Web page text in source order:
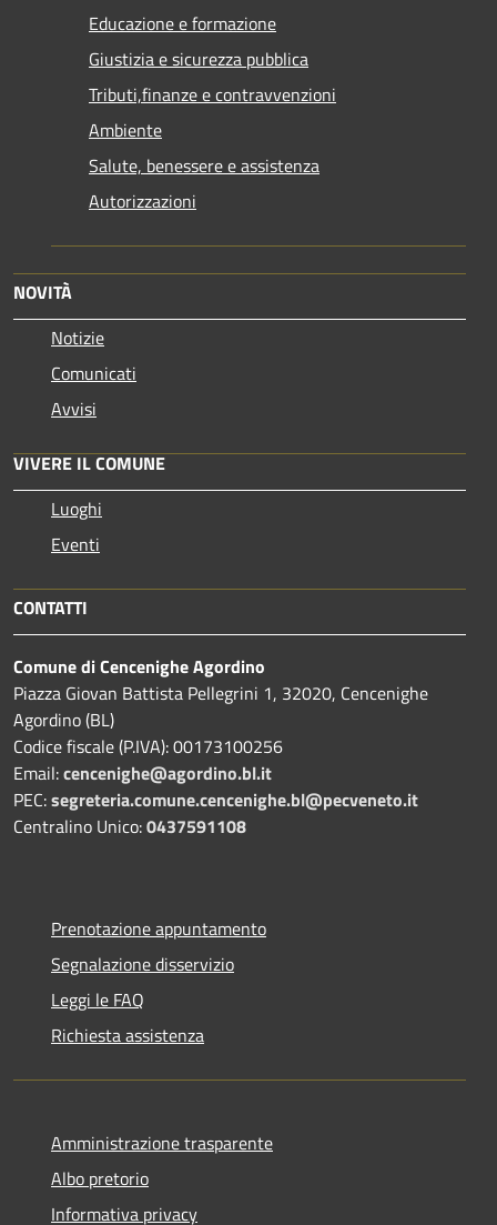
Educazione e formazione
Giustizia e sicurezza pubblica
Tributi,finanze e contravvenzioni
Ambiente
Salute, benessere e assistenza
Autorizzazioni
NOVITÀ
Notizie
Comunicati
Avvisi
VIVERE IL COMUNE
Luoghi
Eventi
CONTATTI
Comune di Cencenighe Agordino
Piazza Giovan Battista Pellegrini 1, 32020, Cencenighe
Agordino (BL)
Codice fiscale (P.IVA): 00173100256
Email:cencenighe@agordino.bl.it
PEC:segreteria.comune.cencenighe.bl@pecveneto.it
Centralino Unico:0437591108
Prenotazione appuntamento
Segnalazione disservizio
Leggi le FAQ
Richiesta assistenza
Amministrazione trasparente
Albo pretorio
Informativa privacy